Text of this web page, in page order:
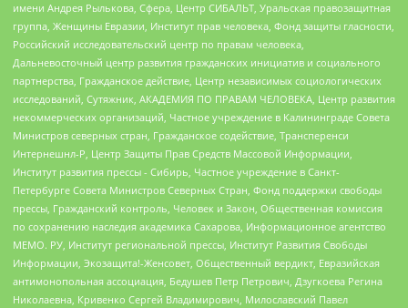
имени Андрея Рылькова, Сфера, Центр СИБАЛЬТ, Уральская правозащитная
группа, Женщины Евразии, Институт прав человека, Фонд защиты гласности,
Российский исследовательский центр по правам человека,
Дальневосточный центр развития гражданских инициатив и социального
партнерства, Гражданское действие, Центр независимых социологических
исследований, Сутяжник, АКАДЕМИЯ ПО ПРАВАМ ЧЕЛОВЕКА, Центр развития
некоммерческих организаций, Частное учреждение в Калининграде Совета
Министров северных стран, Гражданское содействие, Трансперенси
Интернешнл-Р, Центр Защиты Прав Средств Массовой Информации,
Институт развития прессы - Сибирь, Частное учреждение в Санкт-
Петербурге Совета Министров Северных Стран, Фонд поддержки свободы
прессы, Гражданский контроль, Человек и Закон, Общественная комиссия
по сохранению наследия академика Сахарова, Информационное агентство
МЕМО. РУ, Институт региональной прессы, Институт Развития Свободы
Информации, Экозащита!-Женсовет, Общественный вердикт, Евразийская
антимонопольная ассоциация, Бедушев Петр Петрович, Дзугкоева Регина
Николаевна, Кривенко Сергей Владимирович, Милославский Павел